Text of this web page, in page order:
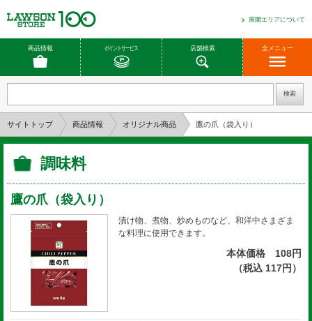
展開エリアについて
商品情報 ポイントサービス 店舗検索 全メニュー
サイトトップ 商品情報 オリジナル商品 鷹の爪（袋入り）
調味料
鷹の爪（袋入り）
漬け物、煮物、炒めものなど、和洋中さまざま
な料理に使用できます。
本体価格 108円
（税込 117円）